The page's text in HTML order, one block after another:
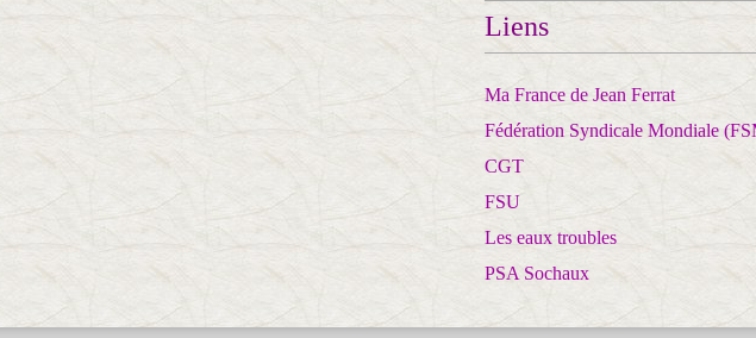
Liens
Ma France de Jean Ferrat
Fédération Syndicale Mondiale
CGT
FSU
Les eaux troubles
PSA Sochaux